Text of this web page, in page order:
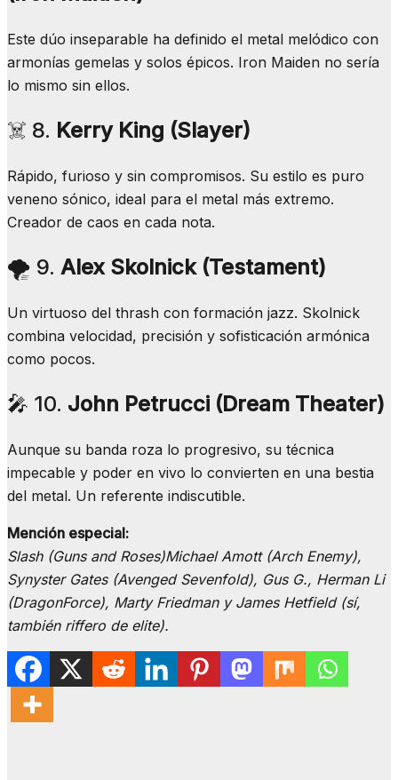
Este dúo inseparable ha definido el metal melódico con
armonías gemelas y solos épicos. Iron Maiden no sería
lo mismo sin ellos.
☠️ 8. Kerry King (Slayer)
Rápido, furioso y sin compromisos. Su estilo es puro
veneno sónico, ideal para el metal más extremo.
Creador de caos en cada nota.
🌪️ 9. Alex Skolnick (Testament)
Un virtuoso del thrash con formación jazz. Skolnick
combina velocidad, precisión y sofisticación armónica
como pocos.
🎤 10. John Petrucci (Dream Theater)
Aunque su banda roza lo progresivo, su técnica
impecable y poder en vivo lo convierten en una bestia
del metal. Un referente indiscutible.
Mención especial:
Slash (Guns and Roses)Michael Amott (Arch Enemy),
Synyster Gates (Avenged Sevenfold), Gus G., Herman Li
(DragonForce), Marty Friedman y James Hetfield (sí,
también riffero de elite).